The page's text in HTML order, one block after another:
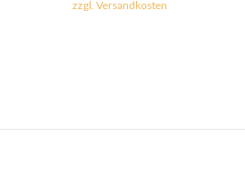
zzgl. Versandkosten